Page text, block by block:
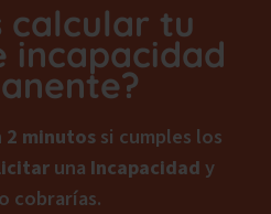
calcular tu
incapacidad
2 minutossi cumples los
una Incapacidady
cobrarías.